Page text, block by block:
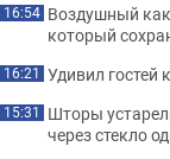
16:54 Воздушный
который
16:21 Удивил гостей
15:31 Шторы
через стекло